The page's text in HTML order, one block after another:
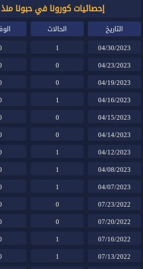
إحصائيات كورونا في حبونا
التاريخ الحالات
04/30/2023
1
04/23/2023
0
04/19/2023
0
04/16/2023
1
04/15/2023
0
04/14/2023
0
04/12/2023
1
04/08/2023
1
04/07/2023
1
07/23/2022
0
07/20/2022
0
07/16/2022
1
07/13/2022
1